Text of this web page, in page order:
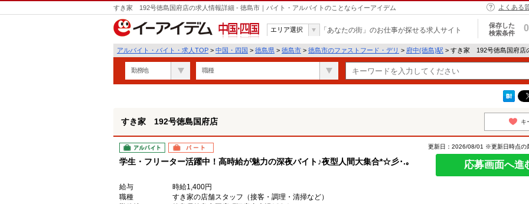
すき家 192号徳島国府店の求人情報詳細 - 徳島市｜バイト・アルバイトのことならイーアイデム よくある
中国・四国
エリア選択 「あなたの街」のお仕事が探せる求人サイト
保存した
検索条件
0
アルバイト・バイト・求人TOP > 中国・四国 > 徳島県 > 徳島市 > 徳島市のファストフード・デリ > 府中(徳島)駅 > すき家 192号徳島国府店
勤務地 職種
すき家 192号徳島国府店 キ
アルバイト パート
学生・フリーター活躍中！高時給が魅力の深夜バイト♪夜型人間大集合*☆彡･.｡
更新日：2026/08/01 ※更新日時点の
応募画面へ進
給与
時給1,400円
職種
すき家の店舗スタッフ（接客・調理・清掃など）